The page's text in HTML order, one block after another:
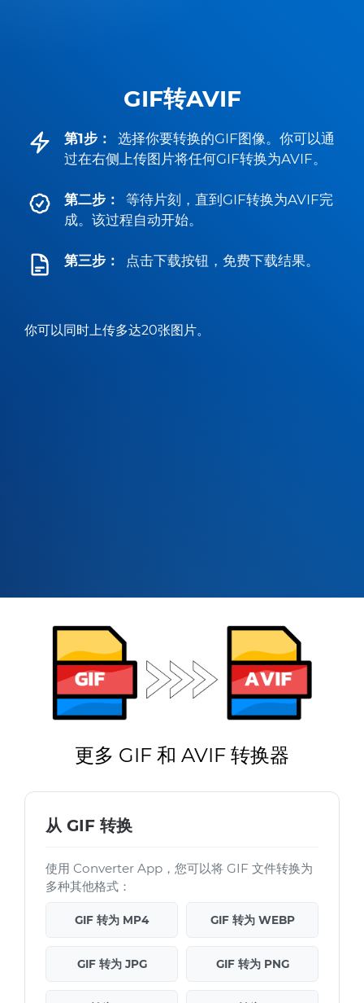
GIF转AVIF
第1步：
选择你要转换的GIF图像。你可以通
过在右侧上传图片将任何GIF转换为AVIF。
第二步：
等待片刻，直到GIF转换为AVIF完
成。该过程自动开始。
第三步： 点击下载按钮，免费下载结果。
你可以同时上传多达20张图片。
更多 GIF 和 AVIF 转换器
从 GIF 转换
使用 Converter App，您可以将 GIF 文件转换为
多种其他格式：
GIF 转为 MP4 GIF 转为 WEBP
GIF 转为 JPG GIF 转为 PNG